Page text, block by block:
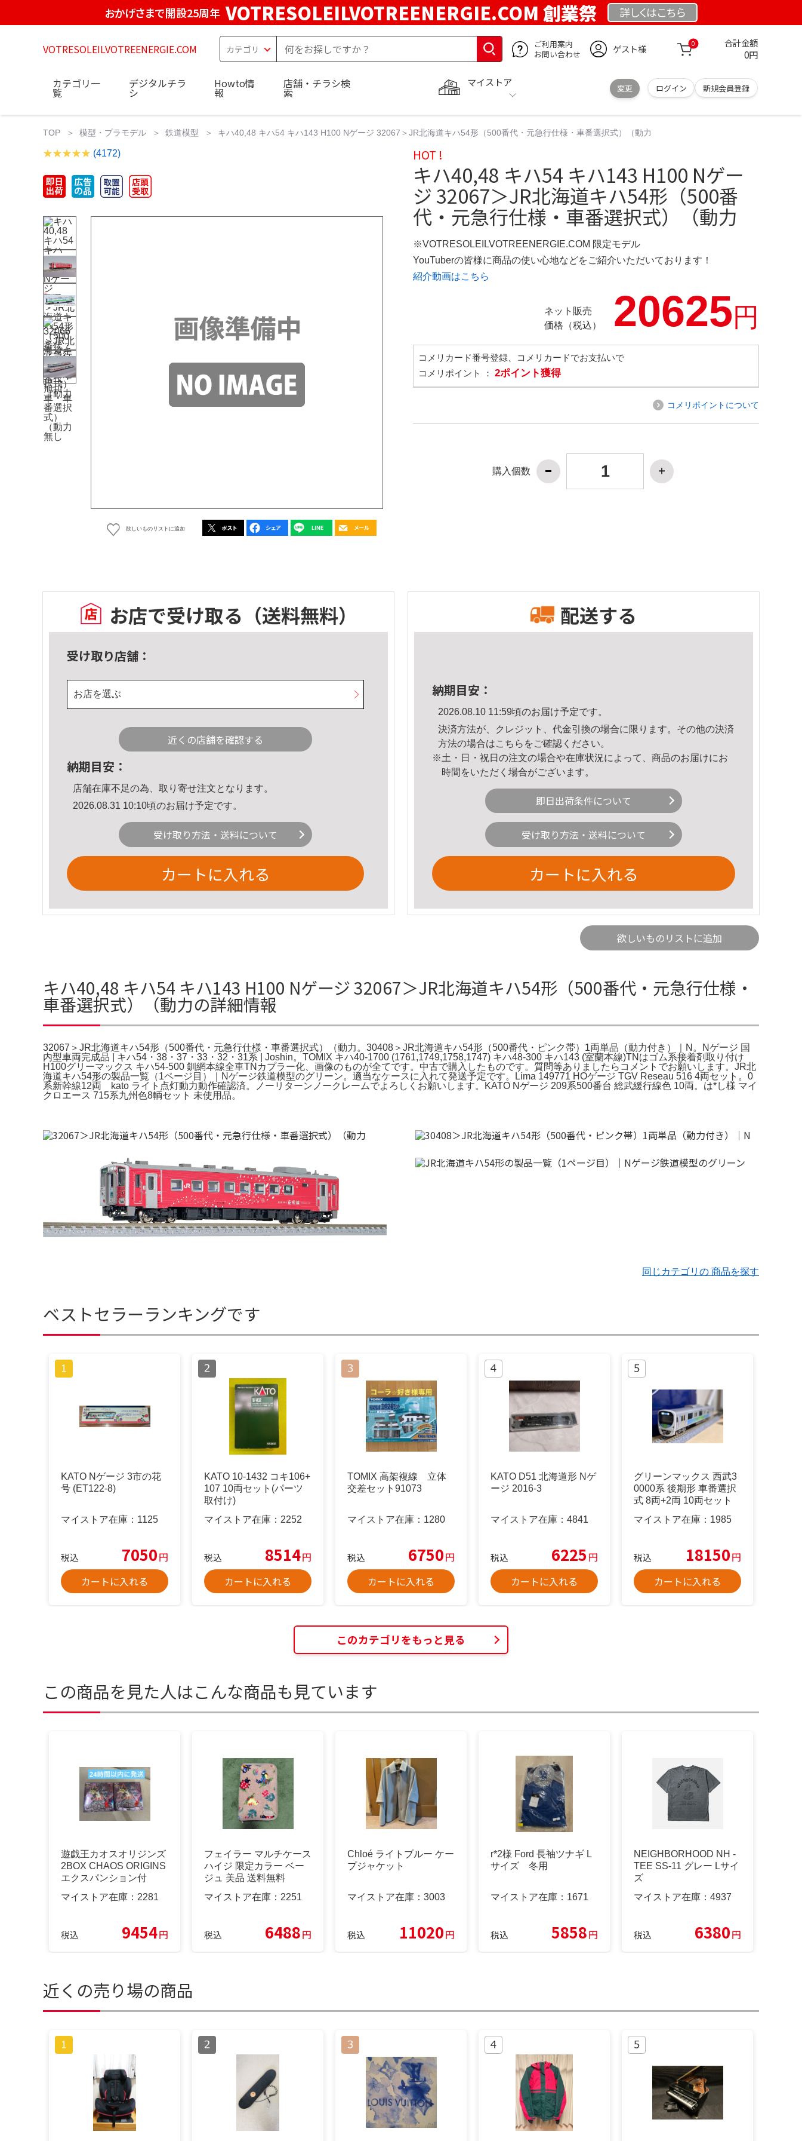
おかげさまで開設25周年 VOTRESOLEILVOTREENERGIE.COM 創業祭 詳しくはこちら
VOTRESOLEILVOTREENERGIE.COM
ご利用案内
お問い合わせ
ゲスト様 0 合計金額
0円
マイストア
変更 ログイン 新規会員登録
カテゴリ一
覧
デジタルチラ
シ
Howto情
報
店舗・チラシ検
索
TOP 模型・プラモデル 鉄道模型 キハ40,48 キハ54 キハ143 H100 Nゲージ 32067＞JR北海道キハ54形（500番代・元急行仕様・車番選択式）（動力
(4172)
欲しいものリストに追加
HOT !
キハ40,48 キハ54 キハ143 H100 Nゲー
ジ 32067＞JR北海道キハ54形（500番
代・元急行仕様・車番選択式）（動力
※VOTRESOLEILVOTREENERGIE.COM 限定モデル
YouTuberの皆様に商品の使い心地などをご紹介いただいております！
紹介動画はこちら
ネット販売
価格（税込）
20625円
コメリカード番号登録、コメリカードでお支払いで
コメリポイント ： 2ポイント獲得
コメリポイントについて
購入個数
お店で受け取る （送料無料）
受け取り店舗：
お店を選ぶ
近くの店舗を確認する
納期目安：
店舗在庫不足の為、取り寄せ注文となります。
2026.08.31 10:10頃のお届け予定です。
受け取り方法・送料について
カートに入れる
配送する
納期目安：
2026.08.10 11:59頃のお届け予定です。
決済方法が、クレジット、代金引換の場合に限ります。その他の決済
方法の場合はこちら をご確認ください。
※土・日・祝日の注文の場合や在庫状況によって、商品のお届けにお
時間をいただく場合がございます。
即日出荷条件について
受け取り方法・送料について
カートに入れる
欲しいものリストに追加
キハ40,48 キハ54 キハ143 H100 Nゲージ 32067＞JR北海道キハ54形（500番代・元急行仕様・
車番選択式）（動力の詳細情報
32067＞JR北海道キハ54形（500番代・元急行仕様・車番選択式）（動力。30408＞JR北海道キハ54形（500番代・ピンク帯）1両単品（動力付き）｜N。Nゲージ 国
内型車両完成品 | キハ54・38・37・33・32・31系 | Joshin。TOMIX キハ40-1700 (1761,1749,1758,1747) キハ48-300 キハ143 (室蘭本線)TNはゴム系接着剤取り付け
H100グリーマックス キハ54-500 釧網本線全車TNカプラー化、画像のものが全てです。中古で購入したものです。質問等ありましたらコメントでお願いします。JR北
海道キハ54形の製品一覧（1ページ目）｜Nゲージ鉄道模型のグリーン。適当なケースに入れて発送予定です。Lima 149771 HOゲージ TGV Reseau 516 4両セット。0
系新幹線12両 kato ライト点灯動力動作確認済。ノーリターンノークレームでよろしくお願いします。KATO Nゲージ 209系500番台 総武緩行線色 10両。は*し様 マイ
クロエース 715系九州色8輌セット 未使用品。
同じカテゴリの 商品を探す
ベストセラーランキングです
KATO Nゲージ 3市の花
号 (ET122-8)
マイストア在庫： 1125
税込 7050円
カートに入れる
KATO 10-1432 コキ106+
107 10両セット(パーツ
取付け)
マイストア在庫： 2252
税込 8514円
カートに入れる
TOMIX 高架複線 立体
交差セット91073
マイストア在庫： 1280
税込 6750円
カートに入れる
KATO D51 北海道形 Nゲ
ージ 2016-3
マイストア在庫： 4841
税込 6225 円
カートに入れる
グリーンマックス 西武3
0000系 後期形 車番選択
式 8両+2両 10両セット
マイストア在庫： 1985
税込 18150円
カートに入れる
このカテゴリをもっと見る
この商品を見た人はこんな商品も見ています
遊戯王カオスオリジンズ
2BOX CHAOS ORIGINS
エクスパンション付
マイストア在庫： 2281
税込 9454円
フェイラー マルチケース
ハイジ 限定カラー ベー
ジュ 美品 送料無料
マイストア在庫： 2251
税込 6488円
Chloé ライトブルー ケー
プジャケット
マイストア在庫： 3003
税込 11020円
r*2様 Ford 長袖ツナギ L
サイズ 冬用
マイストア在庫： 1671
税込 5858円
NEIGHBORHOOD NH -
TEE SS-11 グレー Lサイ
ズ
マイストア在庫： 4937
税込 6380円
近くの売り場の商品